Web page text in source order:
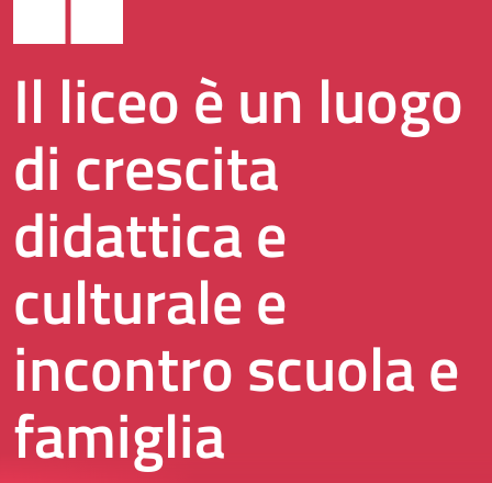
Il liceo è un luogo
di crescita
didattica e
culturale e
incontro scuola e
famiglia